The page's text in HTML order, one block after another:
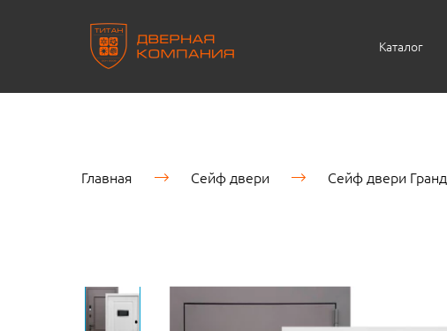
Каталог
Главная Сейф двери Сейф двери Гранд